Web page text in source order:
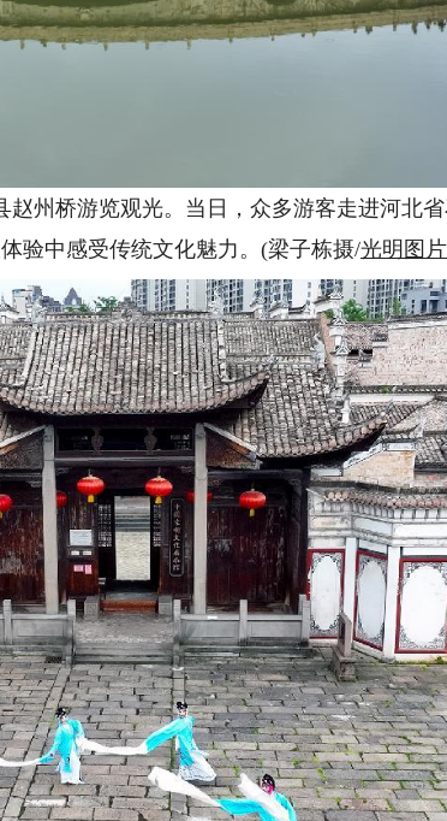
州桥游览观光。当日，众多游客走进河北省
验中感受传统文化魅力。(梁子栋摄/光明图片